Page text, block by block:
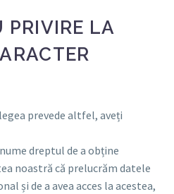
PRIVIRE LA
prevede altfel, aveți
dreptul de a obține
noastră că prelucrăm datele
și de a avea acces la acestea,